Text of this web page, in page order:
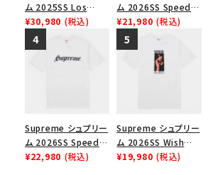
ム 2025SS Los
Angeles Fire Relief
Box Logo Tee ファ
イヤーリリーフボック
スロゴTシャツ ホワ
¥30,980 (税込)
ム 2026SS Speed
Tee スピードTシャツ
ブラック
¥21,980 (税込)
Supreme シュプリー
ム 2026SS Speed
Tee スピードTシャツ
¥22,980 (税込)
Supreme シュプリー
ム 2026SS Wish
Tee ウィッシュTシ
¥19,980 (税込)